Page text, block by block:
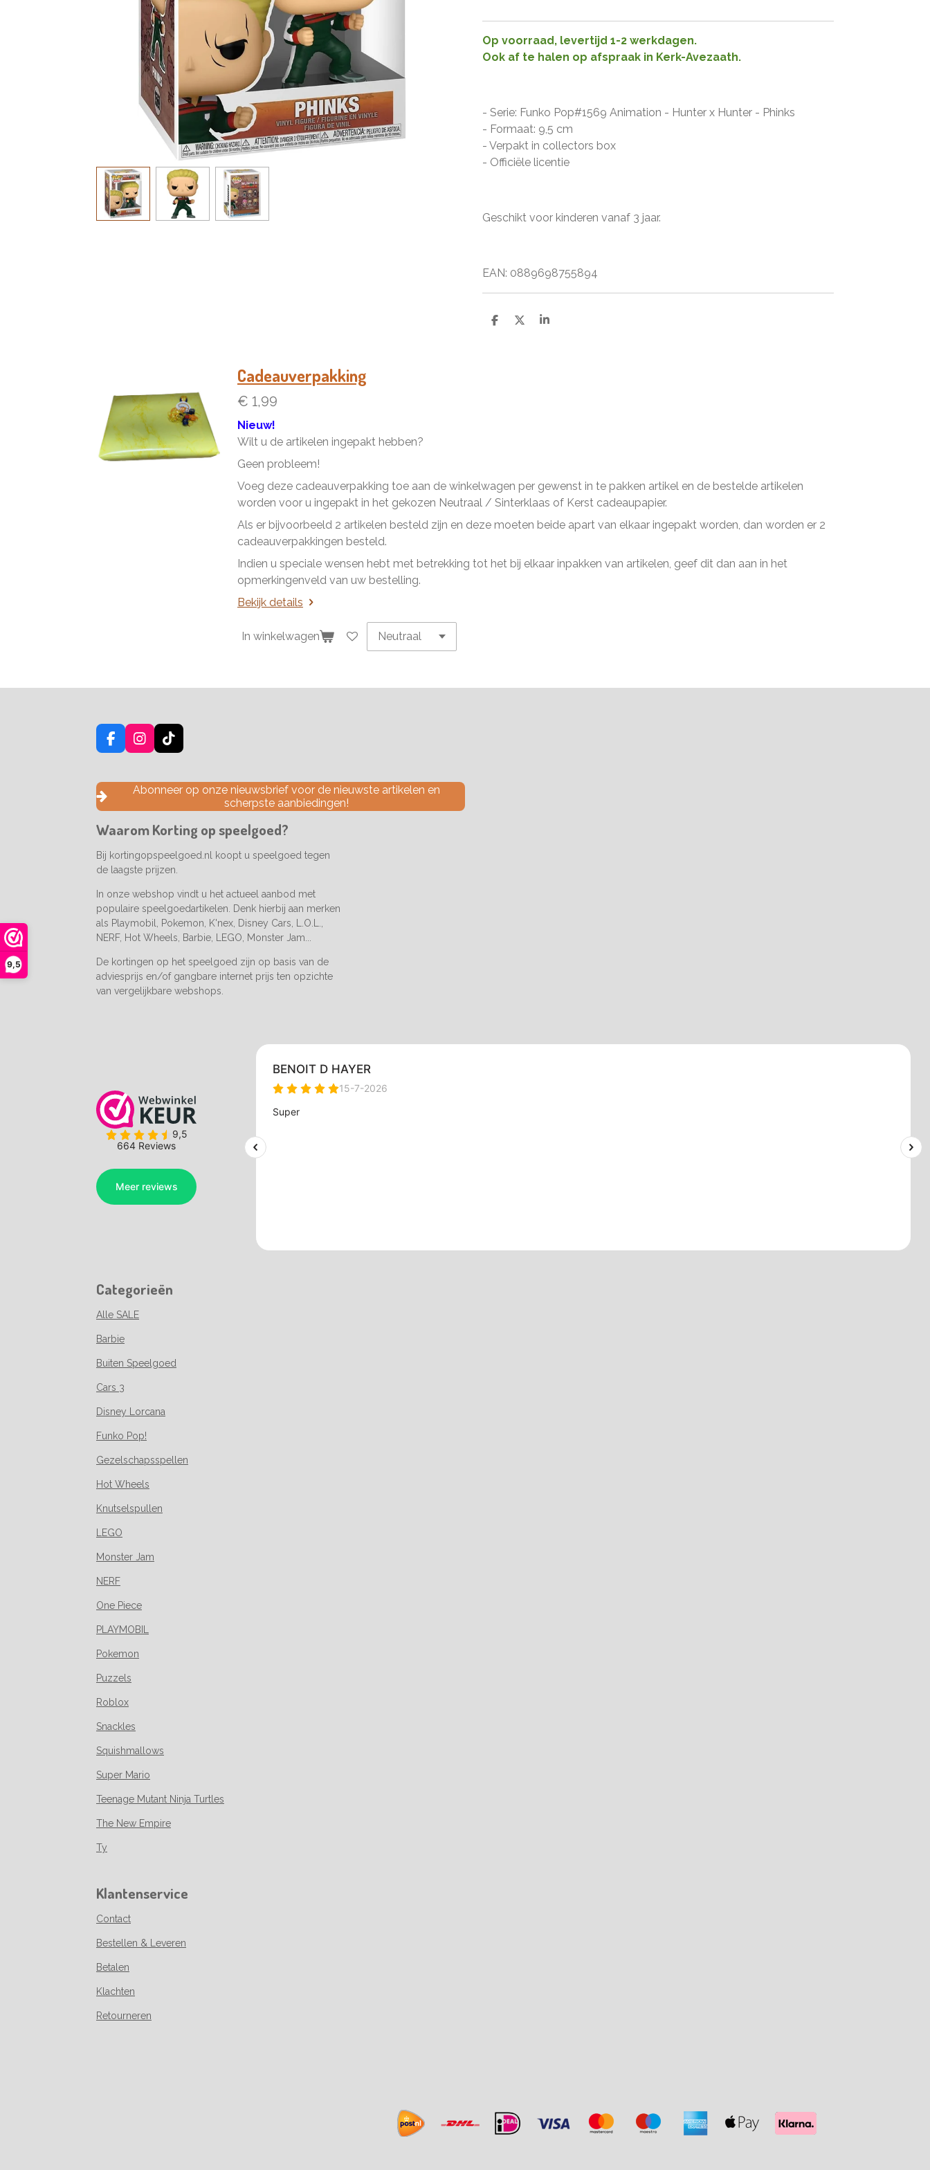
9,5
Op voorraad, levertijd 1-2 werkdagen.
Ook af te halen op afspraak in Kerk-Avezaath.
- Serie: Funko Pop#1569 Animation - Hunter x Hunter - Phinks
- Formaat: 9,5 cm
- Verpakt in collectors box
- Officiële licentie
Geschikt voor kinderen vanaf 3 jaar.
EAN: 0889698755894
D
D
S
Cadeauverpakking
€ 1,99
Nieuw!
Wilt u de artikelen ingepakt hebben?
Geen probleem!
Voeg deze cadeauverpakking toe aan de winkelwagen per gewenst in te pakken artikel en de bestelde artikelen
worden voor u ingepakt in het gekozen Neutraal / Sinterklaas of Kerst cadeaupapier.
Als er bijvoorbeeld 2 artikelen besteld zijn en deze moeten beide apart van elkaar ingepakt worden, dan worden er 2
cadeauverpakkingen besteld.
Indien u speciale wensen hebt met betrekking tot het bij elkaar inpakken van artikelen, geef dit dan aan in het
opmerkingenveld van uw bestelling.
Bekijk details
In winkelwagen
F
a
e
o
k
I
n
t
a
g
a
T
i
T
o
k
Abonneer op onze nieuwsbrief voor de nieuwste artikelen en
scherpste aanbiedingen!
Waarom Korting op speelgoed?
Bij kortingopspeelgoed.nl koopt u speelgoed tegen
de laagste prijzen.
In onze webshop vindt u het actueel aanbod met
populaire speelgoedartikelen. Denk hierbij aan merken
als Playmobil, Pokemon, K'nex, Disney Cars, L.O.L.,
NERF, Hot Wheels, Barbie, LEGO, Monster Jam...
De kortingen op het speelgoed zijn op basis van de
adviesprijs en/of gangbare internet prijs ten opzichte
van vergelijkbare webshops.
Categorieën
Alle SALE
Barbie
Buiten Speelgoed
Cars 3
Disney Lorcana
Funko Pop!
Gezelschapsspellen
Hot Wheels
Knutselspullen
LEGO
Monster Jam
NERF
One Piece
PLAYMOBIL
Pokemon
Puzzels
Roblox
Snackles
Squishmallows
Super Mario
Teenage Mutant Ninja Turtles
The New Empire
Ty
Klantenservice
Contact
Bestellen & Leveren
Betalen
Klachten
Retourneren